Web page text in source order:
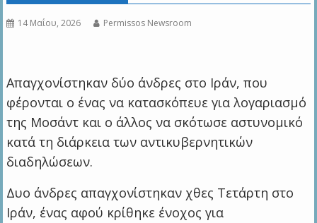
14 Μαΐου, 2026 Permissos Newsroom
Απαγχονίστηκαν δύο άνδρες στο Ιράν, που
φέρονται ο ένας να κατασκόπευε για λογαριασμό
της Μοσάντ και ο άλλος να σκότωσε αστυνομικό
κατά τη διάρκεια των αντικυβερνητικών
διαδηλώσεων.
Δυο άνδρες απαγχονίστηκαν χθες Τετάρτη στο
Ιράν, ένας αφού κρίθηκε ένοχος για